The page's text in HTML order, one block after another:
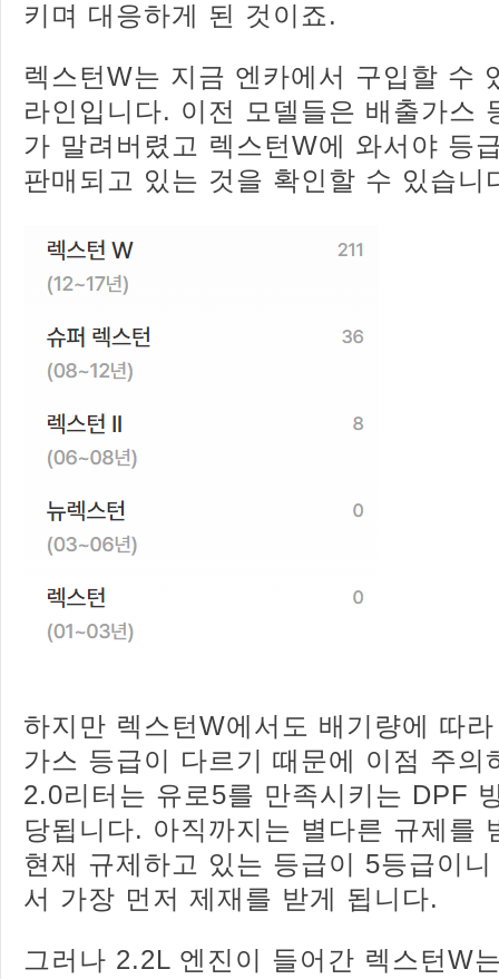
키며 대응하게 된 것이죠.
렉스턴W는 지금 엔카에서 구입할 수
라인입니다. 이전 모델들은 배출가스
가 말려버렸고 렉스턴W에 와서야 등
판매되고 있는 것을 확인할 수 있습니
하지만 렉스턴W에서도 배기량에 따
가스 등급이 다르기 때문에 이점 주의
2.0리터는 유로5를 만족시키는 DPF
당됩니다. 아직까지는 별다른 규제를
현재 규제하고 있는 등급이 5등급이
서 가장 먼저 제재를 받게 됩니다.
그러나 2.2L 엔진이 들어간 렉스턴W